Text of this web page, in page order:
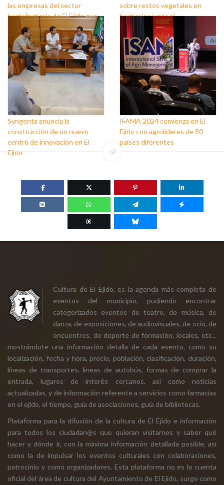
las empresas del sector
hortofrutícola de El Ejido que
durante la feria Fruit
Attraction muestran su
profesionalidad y estrechan
lazos
sobre restos vegetales en
hortícolas junto al
Ayuntamiento de El Ejido
Syngenta anuncia la
construcción de un nuevo
centro de innovación en El
Ejido
IFAMA 2024 comienza en El
Ejido con agrolíderes de 50
países diferentes
Cultura de El Ejido, es la agenda más completa de
eventos del municipio, pudiendo encontrar
categorizados eventos de teatro, de música, de
danza, de exposiciones, de audiovisuales, de ocio, de
encuentros, de deporte de formación, locales, etc...
mostrándote una información detalla de cada evento, como su
localización, fecha y hora, precio, población, clasificación, duración,
líneas de transportes, líneas de autobús, formas de comprar la
entrada, lugares de interés cercanos, así como noticias
actualizadas, y de información referente a servicios como farmacias
en el ejido, el tiempo, guía de asociaciones, guía de bibliotecas.
Plataforma para la difusión de la cultura de El Ejido e información
para todos los ciudadan@s que quieran visitarnos y saber qué
hacer y dónde ir, con la máxima información detallada posible, así
como la de impulsar los eventos culturales con colaboraciones,
patrocinio y como organizadores. Esta plataforma no es la cuenta
oficial del área de cultura del Ayuntamiento de El Ejido, surge como